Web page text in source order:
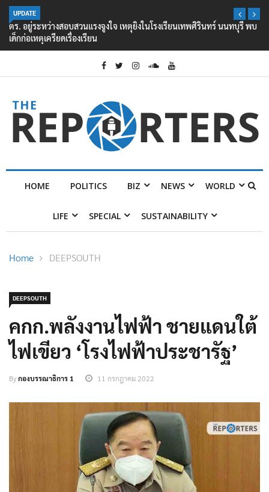
UPDATE
ตร. อยู่ระหว่างสอบสวนแรงจูงใจ เหตุยิงในโรงเรียนเทพศิรินทร์ นนทบุรี พบ
เด็กก่อเหตุเครียดเรื่องเรียน
HOME POLITICS BIZ NEWS WORLD
LIFE SPECIAL SUSTAINABILITY
Home DEEPSOUTH
DEEPSOUTH
คกก.พลังงานไฟฟ้า ชายแดนใต้
ไฟเขียว ‘โรงไฟฟ้าประชารัฐ’
Byกองบรรณาธิการ 1 11 กรกฎาคม 2022